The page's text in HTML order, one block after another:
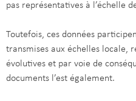
pas représentatives à l’échelle
Toutefois, ces données
transmises aux échelles locale,
évolutives et par voie de
documents l’est également.